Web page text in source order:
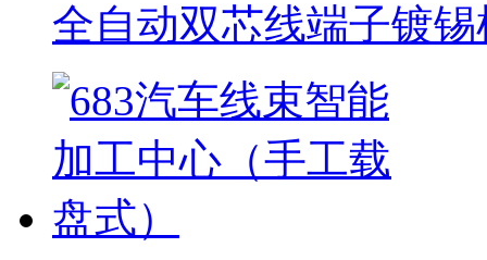
全自动双芯线端子镀锡